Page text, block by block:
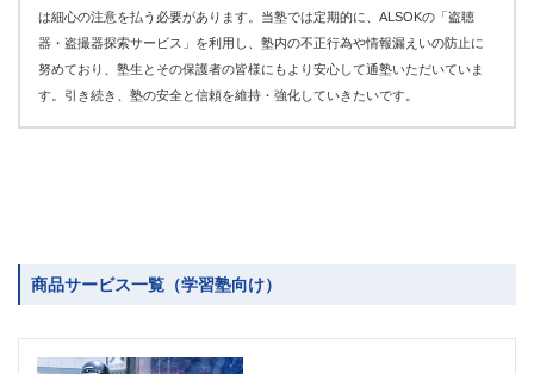
は細心の注意を払う必要があります。当塾では定期的に、ALSOKの「盗聴
器・盗撮器探索サービス」を利用し、塾内の不正行為や情報漏えいの防止に
努めており、塾生とその保護者の皆様にもより安心して通塾いただいていま
す。引き続き、塾の安全と信頼を維持・強化していきたいです。
商品サービス一覧（学習塾向け）